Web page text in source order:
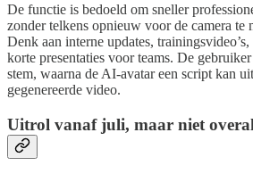
De functie is bedoeld om sneller
zonder telkens opnieuw voor de camera te
Denk aan interne updates,
korte presentaties voor teams. De
stem, waarna de AI-avatar een script kan
gegenereerde video.
Uitrol vanaf juli, maar niet overal